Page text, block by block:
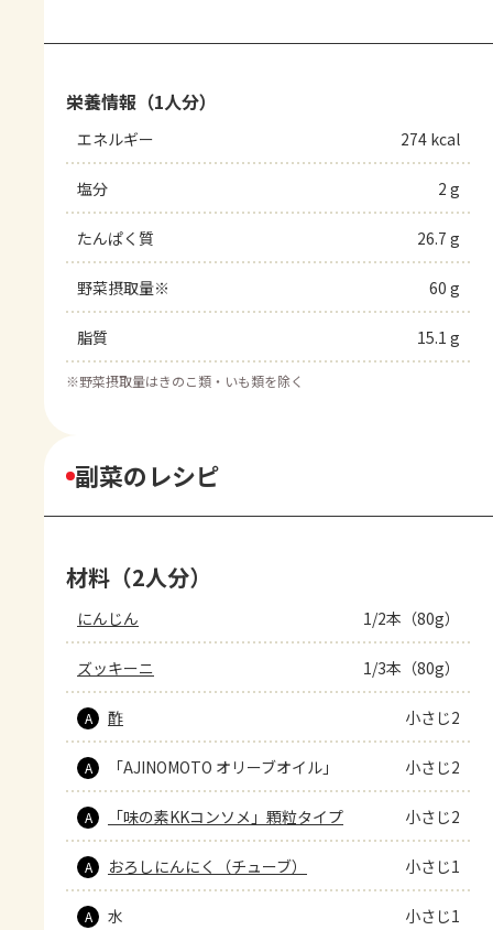
栄養情報（1人分）
エネルギー 274 kcal
塩分 2 g
たんぱく質 26.7 g
野菜摂取量※ 60 g
脂質 15.1 g
※野菜摂取量はきのこ類・いも類を除く
副菜のレシピ
材料（2人分）
にんじん 1/2本（80g）
ズッキーニ 1/3本（80g）
A 酢 小さじ2
A 「AJINOMOTO オリーブオイル」 小さじ2
A 「味の素KKコンソメ」顆粒タイプ 小さじ2
A おろしにんにく（チューブ） 小さじ1
A 水 小さじ1